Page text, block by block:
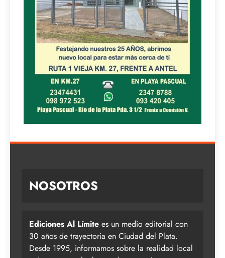
NOSOTROS
Ediciones Al Límite es un medio editorial con
30 años de trayectoria en Ciudad del Plata.
Desde 1995, informamos sobre la realidad local